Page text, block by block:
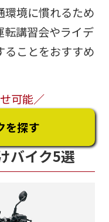
環境に慣れるため
転講習会やライデ
ることをおすすめ
可能／
を探す
バイク5選